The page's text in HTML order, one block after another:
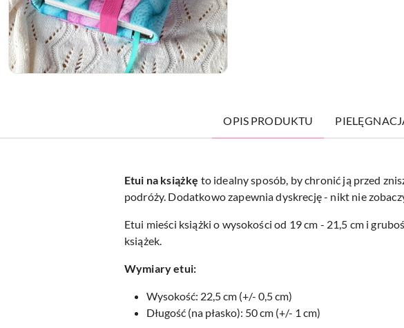
OPIS PRODUKTU
Etui na książkę to idealny sposób, by chronić ją przed
podróży. Dodatkowo zapewnia dyskrecję - nikt nie
Etui mieści książki o wysokości od 19 cm - 21,5 cm i
książek.
Wymiary etui:
Wysokość: 22,5 cm (+/- 0,5 cm)
Długość (na płasko): 50 cm (+/- 1 cm)